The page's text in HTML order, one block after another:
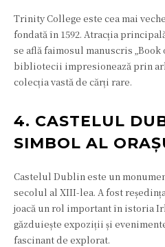
Trinity College este cea mai
fondată în 1592. Atracția
se află faimosul manuscris
bibliotecii impresionează prin
colecția vastă de cărți rare.
4. CASTELUL
SIMBOL AL
Castelul Dublin este un
secolul al XIII-lea. A fost
joacă un rol important în istoria
găzduiește expoziții și
fascinant de explorat.